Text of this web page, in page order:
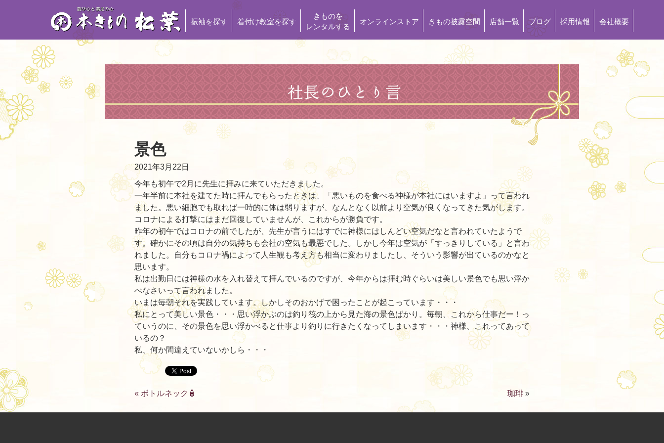
振袖を探す 着付け教室を探す
きものを
レンタルする
オンラインストア きもの披露空間 店舗一覧 ブログ 採用情報 会社概要
景色
2021年3月22日
今年も初午で2月に先生に拝みに来ていただきました。
一年半前に本社を建てた時に拝んでもらったときは、「悪いものを食べる神様が本社にはいますよ」って言われ
ました。悪い細胞でも取れば一時的に体は弱りますが、なんとなく以前より空気が良くなってきた気がします。
コロナによる打撃にはまだ回復していませんが、これからが勝負です。
昨年の初午ではコロナの前でしたが、先生が言うにはすでに神様にはしんどい空気だなと言われていたようで
す。確かにその頃は自分の気持ちも会社の空気も最悪でした。しかし今年は空気が「すっきりしている」と言わ
れました。自分もコロナ禍によって人生観も考え方も相当に変わりましたし、そういう影響が出ているのかなと
思います。
私は出勤日には神様の水を入れ替えて拝んでいるのですが、今年からは拝む時ぐらいは美しい景色でも思い浮か
べなさいって言われました。
いまは毎朝それを実践しています。しかしそのおかげで困ったことが起こっています・・・
私にとって美しい景色・・・思い浮かぶのは釣り筏の上から見た海の景色ばかり。毎朝、これから仕事だー！っ
ていうのに、その景色を思い浮かべると仕事より釣りに行きたくなってしまいます・・・神様、これってあって
いるの？
私、何か間違えていないかしら・・・
« ボトルネック🧴 珈琲 »